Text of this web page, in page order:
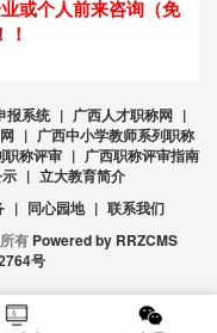
或个人前来咨询（免
报系统 | 广西人才职称网 |
| 广西中小学教师系列职称
职称评审 | 广西职称评审指南
| 立大教育简介
| 同心园地 | 联系我们
有 Powered by RRZCMS
号